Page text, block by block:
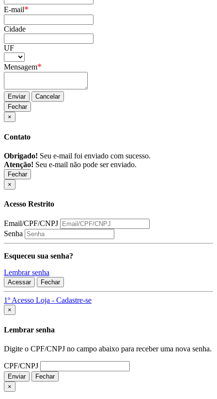
E-mail*
Cidade
UF
Mensagem*
Enviar
Cancelar
Fechar
×
Contato
Obrigado! Seu e-mail foi enviado com sucesso.
Atenção! Seu e-mail não pode ser enviado.
Fechar
×
Acesso Restrito
Email/CPF/CNPJ
Senha
Esqueceu sua senha?
Lembrar senha
Acessar Fechar
1º Acesso Loja - Cadastre-se
×
Lembrar senha
Digite o CPF/CNPJ no campo abaixo para receber uma nova senha.
CPF/CNPJ
Enviar
Fechar
×